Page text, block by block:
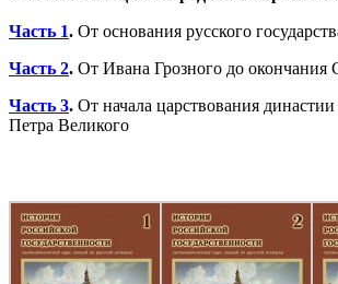
Часть 1. От основания русского
Часть 2. От Ивана Грозного до окончания
Часть 3. От начала царствования
Петра Великого